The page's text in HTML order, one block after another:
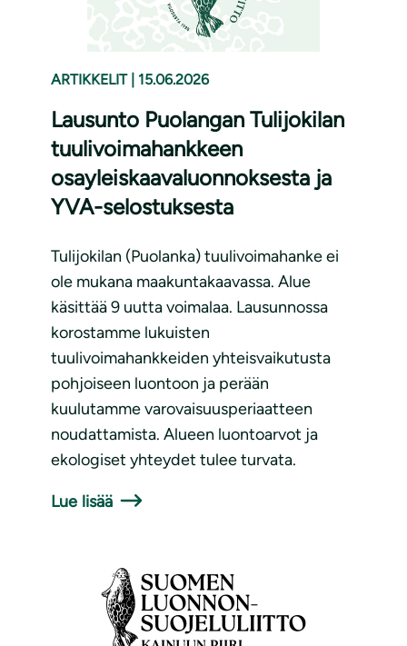
ARTIKKELIT 15.06.2026
Lausunto Puolangan Tulijokilan
tuulivoimahankkeen
osayleiskaavaluonnoksesta ja
YVA-selostuksesta
Tulijokilan (Puolanka) tuulivoimahanke ei
ole mukana maakuntakaavassa. Alue
käsittää 9 uutta voimalaa. Lausunnossa
korostamme lukuisten
tuulivoimahankkeiden yhteisvaikutusta
pohjoiseen luontoon ja perään
kuulutamme varovaisuusperiaatteen
noudattamista. Alueen luontoarvot ja
ekologiset yhteydet tulee turvata.
Lue lisää